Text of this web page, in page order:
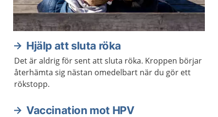
Hjälp att sluta röka
Det är aldrig för sent att sluta röka. Kroppen börjar
återhämta sig nästan omedelbart när du gör ett
rökstopp.
Vaccination mot HPV